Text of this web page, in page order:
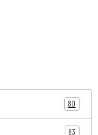
80
83